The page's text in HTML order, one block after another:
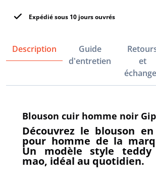
Expédié sous 10 jours ouvrés
Description
Guide
d'entretien
et
Blouson cuir homme noir
Découvrez le blouson
pour homme de la
Un modèle style teddy
mao, idéal au quotidien.